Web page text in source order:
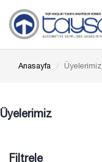
Anasayfa Üyelerimiz
Üyelerimiz
Filtrele